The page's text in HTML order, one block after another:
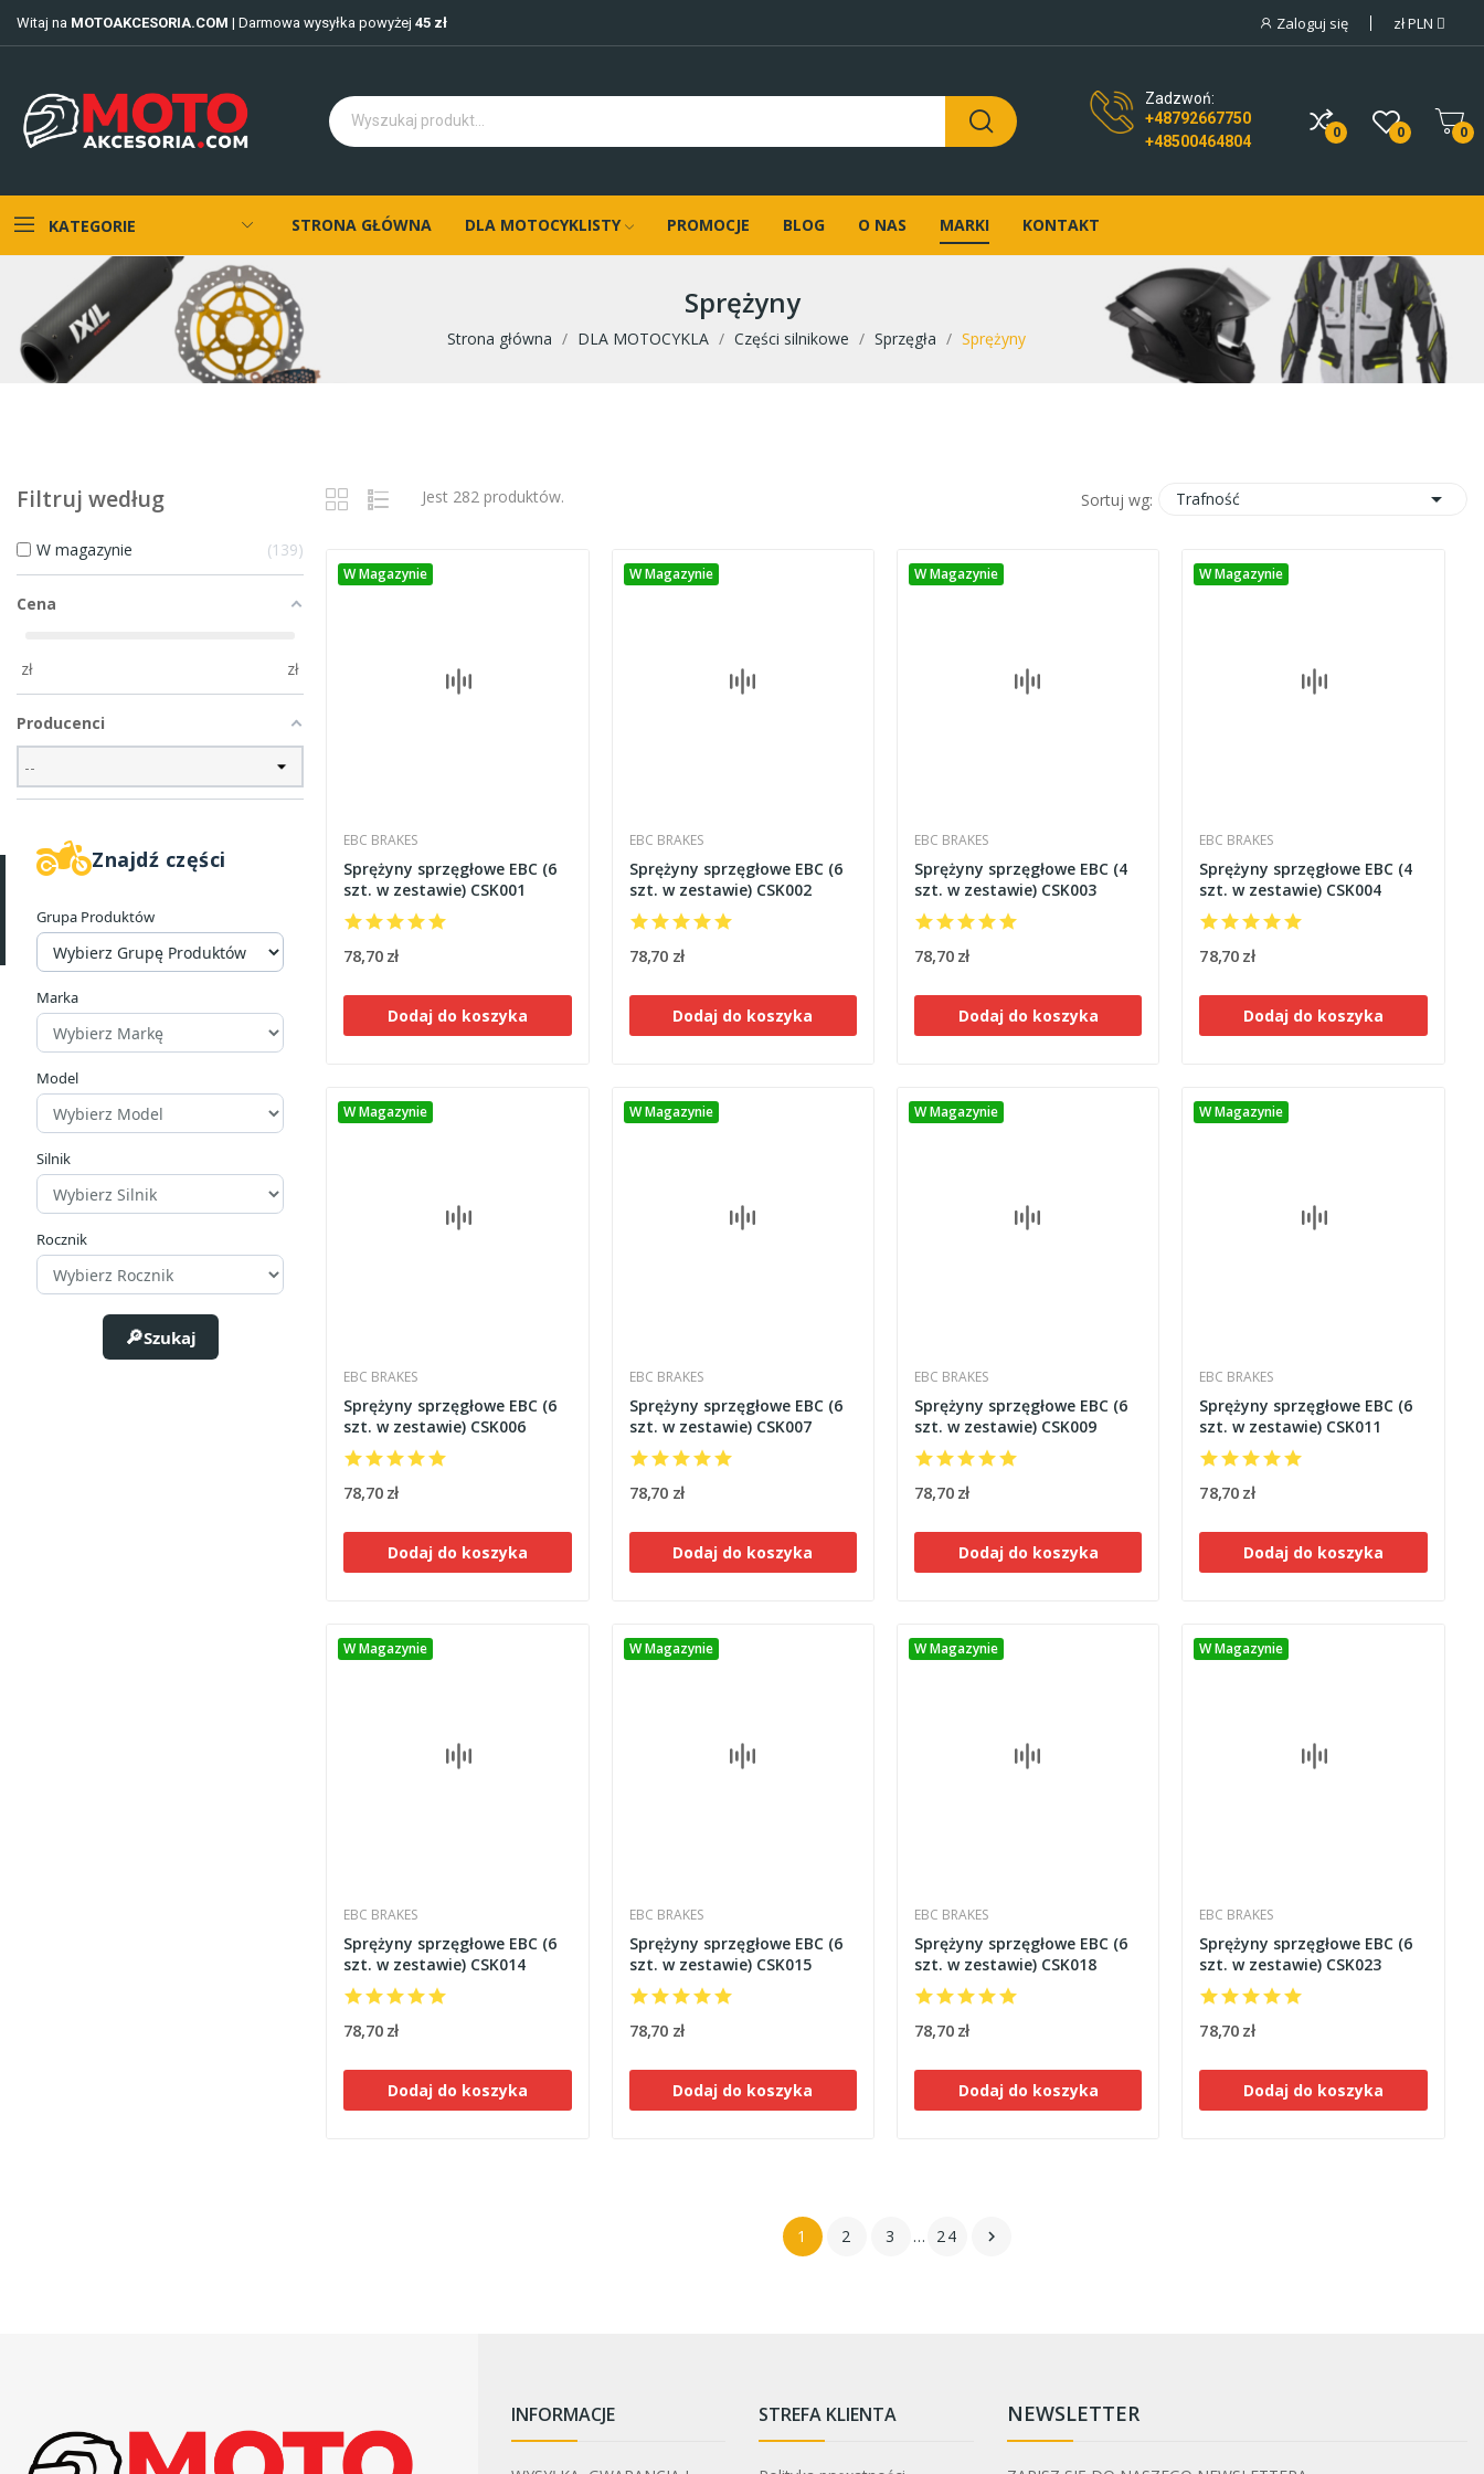
Witaj na MOTOAKCESORIA.COM | Darmowa wysyłka powyżej 45 zł Zaloguj się złPLN
Zadzwoń:
+48792667750
+48500464804
0 0 0
KATEGORIE STRONA GŁÓWNA DLA MOTOCYKLISTY PROMOCJE BLOG O NAS MARKI KONTAKT
Sprężyny
Strona główna DLA MOTOCYKLA Części silnikowe Sprzęgła Sprężyny
Filtruj według
W magazynie 139
Cena
zł zł
Producenci
Znajdź części
Grupa Produktów
Marka
Model
Silnik
Rocznik
Szukaj
Jest 282 produktów. Sortuj wg: Trafność 
W Magazynie
EBC BRAKES
Sprężyny sprzęgłowe EBC (6
szt. w zestawie) CSK001
78,70 zł
Dodaj do koszyka
W Magazynie
EBC BRAKES
Sprężyny sprzęgłowe EBC (6
szt. w zestawie) CSK002
78,70 zł
Dodaj do koszyka
W Magazynie
EBC BRAKES
Sprężyny sprzęgłowe EBC (4
szt. w zestawie) CSK003
78,70 zł
Dodaj do koszyka
W Magazynie
EBC BRAKES
Sprężyny sprzęgłowe EBC (4
szt. w zestawie) CSK004
78,70 zł
Dodaj do koszyka
W Magazynie
EBC BRAKES
Sprężyny sprzęgłowe EBC (6
szt. w zestawie) CSK006
78,70 zł
Dodaj do koszyka
W Magazynie
EBC BRAKES
Sprężyny sprzęgłowe EBC (6
szt. w zestawie) CSK007
78,70 zł
Dodaj do koszyka
W Magazynie
EBC BRAKES
Sprężyny sprzęgłowe EBC (6
szt. w zestawie) CSK009
78,70 zł
Dodaj do koszyka
W Magazynie
EBC BRAKES
Sprężyny sprzęgłowe EBC (6
szt. w zestawie) CSK011
78,70 zł
Dodaj do koszyka
W Magazynie
EBC BRAKES
Sprężyny sprzęgłowe EBC (6
szt. w zestawie) CSK014
78,70 zł
Dodaj do koszyka
W Magazynie
EBC BRAKES
Sprężyny sprzęgłowe EBC (6
szt. w zestawie) CSK015
78,70 zł
Dodaj do koszyka
W Magazynie
EBC BRAKES
Sprężyny sprzęgłowe EBC (6
szt. w zestawie) CSK018
78,70 zł
Dodaj do koszyka
W Magazynie
EBC BRAKES
Sprężyny sprzęgłowe EBC (6
szt. w zestawie) CSK023
78,70 zł
Dodaj do koszyka
1 2 3 … 24 
INFORMACJE STREFA KLIENTA NEWSLETTER